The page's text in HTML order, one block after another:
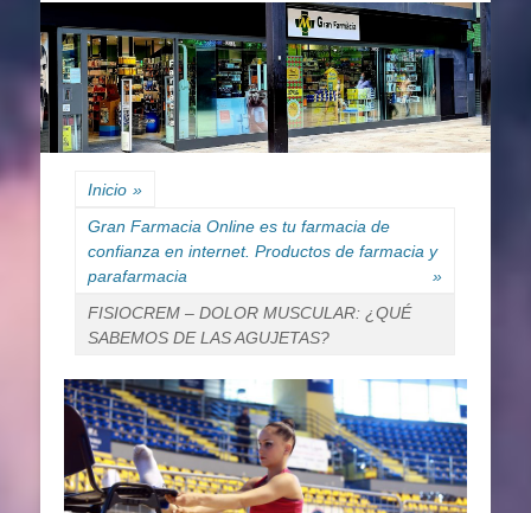
Inicio »
Gran Farmacia Online es tu farmacia de
confianza en internet. Productos de farmacia y
parafarmacia
»
FISIOCREM – DOLOR MUSCULAR: ¿QUÉ
SABEMOS DE LAS AGUJETAS?